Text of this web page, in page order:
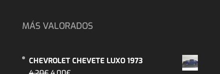
MÁS VALORADOS
CHEVROLET CHEVETE LUXO 1973